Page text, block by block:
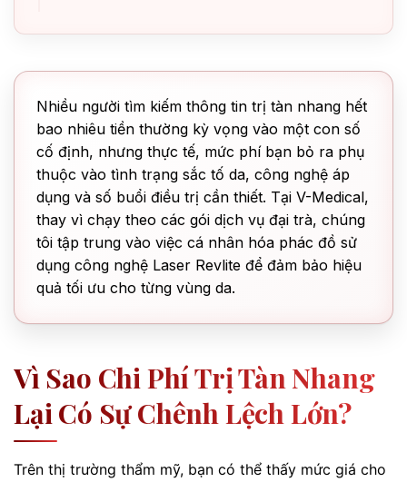
Nhiều người tìm kiếm thông tin trị tàn nhang hết
bao nhiêu tiền thường kỳ vọng vào một con số
cố định, nhưng thực tế, mức phí bạn bỏ ra phụ
thuộc vào tình trạng sắc tố da, công nghệ áp
dụng và số buổi điều trị cần thiết. Tại V-Medical,
thay vì chạy theo các gói dịch vụ đại trà, chúng
tôi tập trung vào việc cá nhân hóa phác đồ sử
dụng công nghệ Laser Revlite để đảm bảo hiệu
quả tối ưu cho từng vùng da.
Vì Sao Chi Phí Trị Tàn Nhang
Lại Có Sự Chênh Lệch Lớn?
Trên thị trường thẩm mỹ, bạn có thể thấy mức giá cho